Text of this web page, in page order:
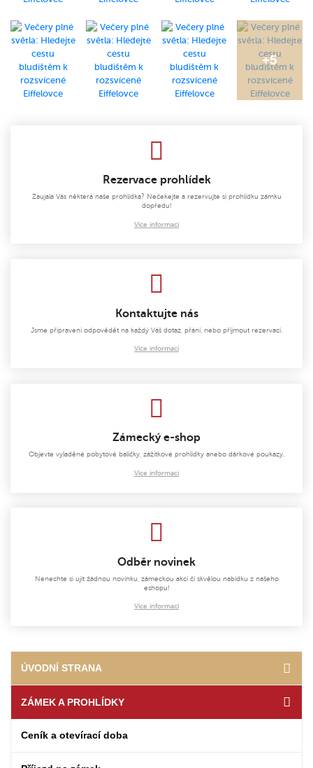
Rezervace prohlídek
Zaujala Vás některá naše prohlídka? Nečekejte a rezervujte si prohlídku zámku
dopředu!
Více informací
Kontaktujte nás
Jsme připraveni odpovědět na každý Váš dotaz, přání, nebo přijmout rezervaci.
Více informací
Zámecký e-shop
Objevte vyladěné pobytové balíčky, zážitkové prohlídky anebo dárkové poukazy.
Více informací
Odběr novinek
Nenechte si ujít žádnou novinku, zámeckou akci či skvělou nabídku z našeho
eshopu!
Více informací
ÚVODNÍ STRANA
ZÁMEK A PROHLÍDKY
Ceník a otevírací doba